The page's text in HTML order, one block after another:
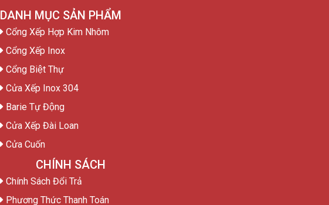
DANH MỤC SẢN PHẨM
Cổng Xếp Hợp Kim Nhôm
Cổng Xếp Inox
Cổng Biệt Thự
Cửa Xếp Inox 304
Barie Tự Động
Cửa Xếp Đài Loan
Cửa Cuốn
CHÍNH SÁCH
Chính Sách Đổi Trả
Phương Thức Thanh Toán